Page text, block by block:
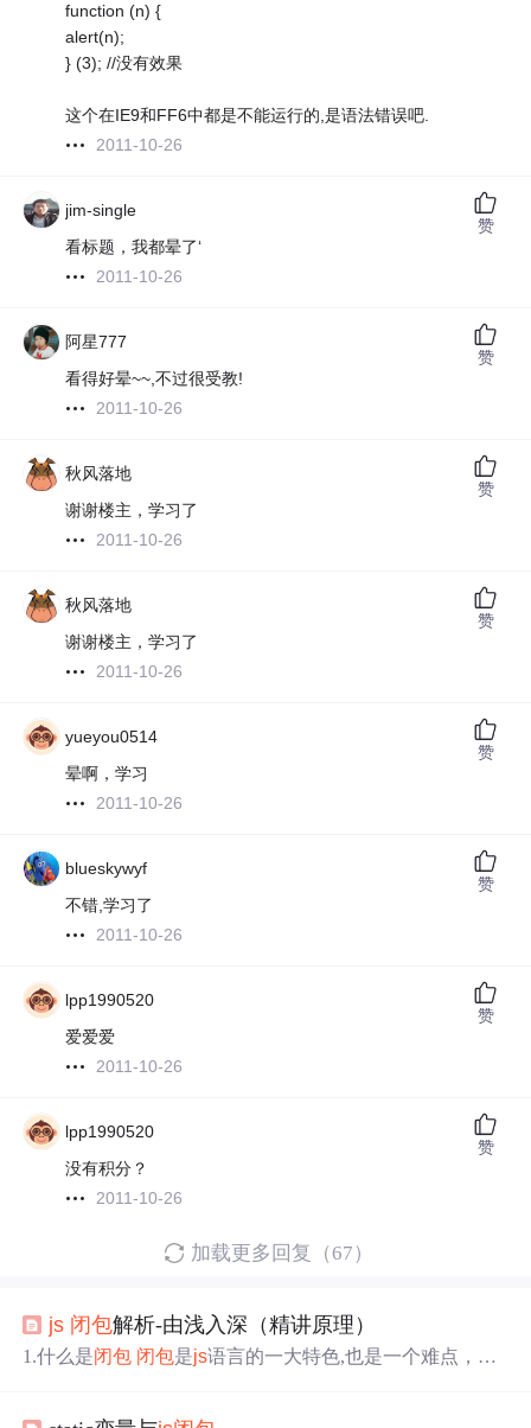
function (n) {
alert(n);
} (3); //没有效果
这个在IE9和FF6中都是不能运行的,是语法错误吧.
2011-10-26
jim-single
看标题，我都晕了‘
2011-10-26
赞
阿星777
看得好晕~~,不过很受教!
2011-10-26
赞
秋风落地
谢谢楼主，学习了
2011-10-26
赞
秋风落地
谢谢楼主，学习了
2011-10-26
赞
yueyou0514
晕啊，学习
2011-10-26
赞
blueskywyf
不错,学习了
2011-10-26
赞
lpp1990520
爱爱爱
2011-10-26
赞
lpp1990520
没有积分？
2011-10-26
赞
加载更多回复（67）
js 闭包解析-由浅入深（精讲原理）
1.什么是闭包 闭包是js语言的一大特色,也是一个难点，有